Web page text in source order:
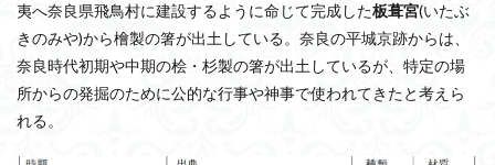
夷へ奈良県飛鳥村に建設するように命じて完成した板葺宮(いたぶ
きのみや)から檜製の箸が出土している。奈良の平城京跡からは、
奈良時代初期や中期の桧・杉製の箸が出土しているが、特定の場
所からの発掘のために公的な行事や神事で使われてきたと考えら
れる。